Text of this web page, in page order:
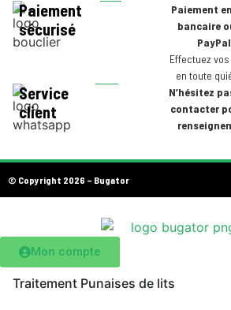
Paiement
sécurisé
Paiement
bancaire
Effectuez
en toute
Service
client
N’hésitez
contacter
© Copyright 2026 – Bugator
Mon compte
Traitement Punaises de lits